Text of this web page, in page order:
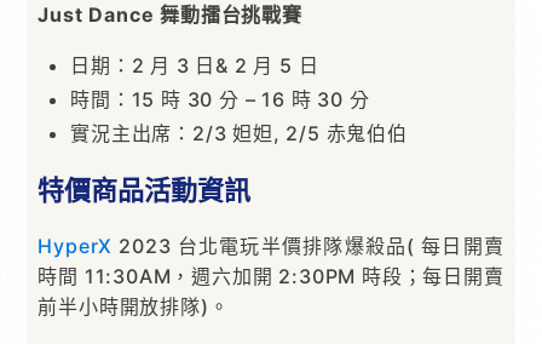
Just Dance 舞動擂台挑戰賽
日期：2 月 3 日& 2 月 5 日
時間：15 時 30 分 – 16 時 30 分
實況主出席：2/3 妲妲, 2/5 赤鬼伯伯
特價商品活動資訊
HyperX 2023 台北電玩半價排隊爆殺品( 每日開賣
時間 11:30AM，週六加開 2:30PM 時段；每日開賣
前半小時開放排隊)。